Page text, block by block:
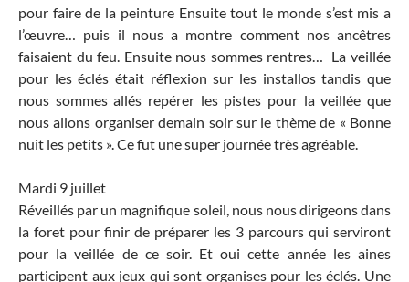
pour faire de la peinture Ensuite tout le monde s’est mis a
l’œuvre… puis il nous a montre comment nos ancêtres
faisaient du feu. Ensuite nous sommes rentres… La veillée
pour les éclés était réflexion sur les installos tandis que
nous sommes allés repérer les pistes pour la veillée que
nous allons organiser demain soir sur le thème de « Bonne
nuit les petits ». Ce fut une super journée très agréable.
Mardi 9 juillet
Réveillés par un magnifique soleil, nous nous dirigeons dans
la foret pour finir de préparer les 3 parcours qui serviront
pour la veillée de ce soir. Et oui cette année les aines
participent aux jeux qui sont organises pour les éclés. Une